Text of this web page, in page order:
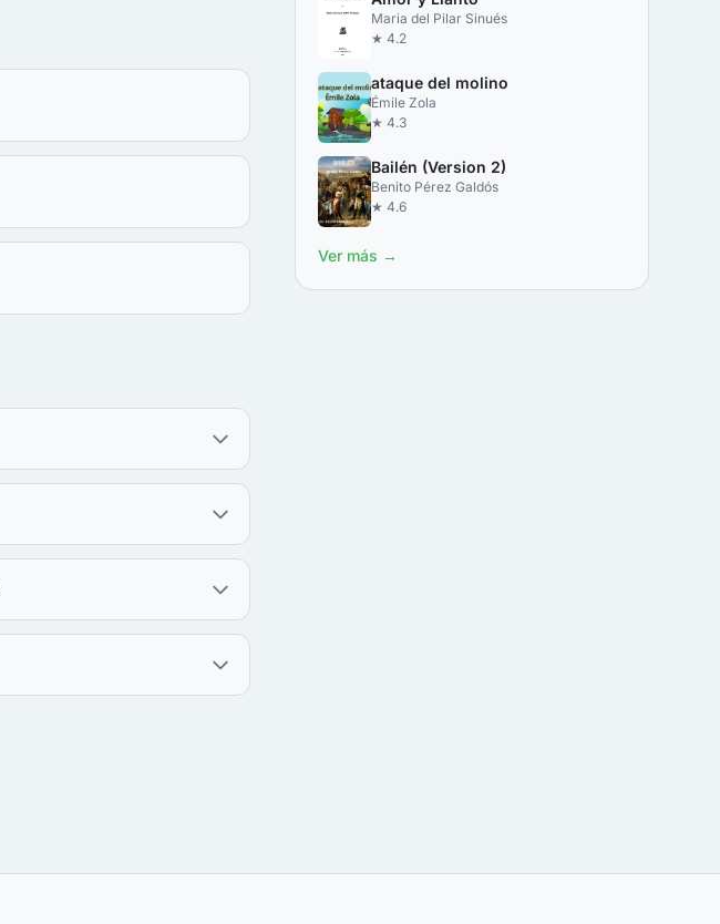
Maria del Pilar Sinués
★ 4.2
ataque del molino
Émile Zola
★ 4.3
Bailén (Version 2)
Benito Pérez Galdós
★ 4.6
Ver más →